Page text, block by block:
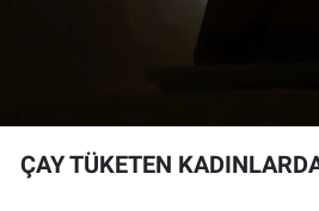
ÇAY TÜKETEN